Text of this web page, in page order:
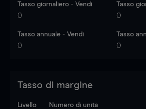
Tasso giornaliero - Vendi
0
Tasso
0
Tasso annuale - Vendi
0
Tasso
0
Tasso di margine
Livello Numero di unità